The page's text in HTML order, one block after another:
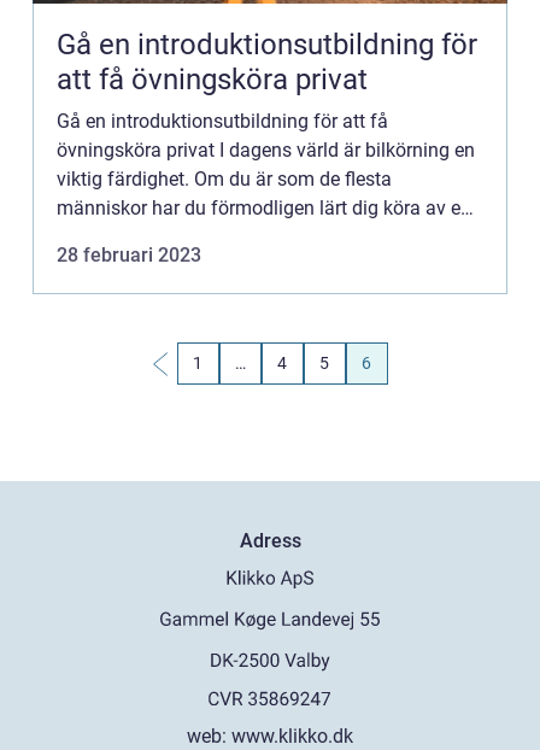
Gå en introduktionsutbildning för
att få övningsköra privat
Gå en introduktionsutbildning för att få
övningsköra privat I dagens värld är bilkörning en
viktig färdighet. Om du är som de flesta
människor har du förmodligen lärt dig köra av en
måste du gå en in...
28 februari 2023
1 … 4 5 6
Adress
web: www.klikko.dk